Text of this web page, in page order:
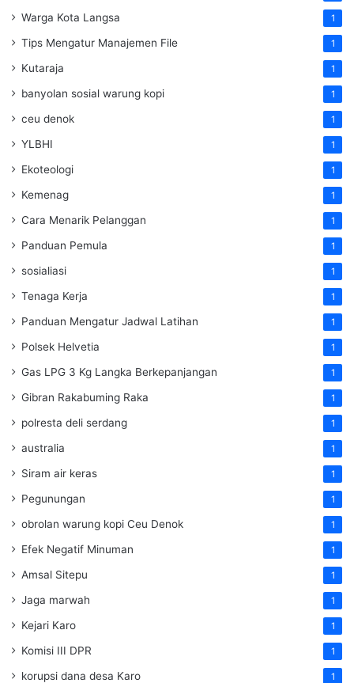
Warga Kota Langsa 1
Tips Mengatur Manajemen File 1
Kutaraja 1
banyolan sosial warung kopi 1
ceu denok 1
YLBHI 1
Ekoteologi 1
Kemenag 1
Cara Menarik Pelanggan 1
Panduan Pemula 1
sosialiasi 1
Tenaga Kerja 1
Panduan Mengatur Jadwal Latihan 1
Polsek Helvetia 1
Gas LPG 3 Kg Langka Berkepanjangan 1
Gibran Rakabuming Raka 1
polresta deli serdang 1
australia 1
Siram air keras 1
Pegunungan 1
obrolan warung kopi Ceu Denok 1
Efek Negatif Minuman 1
Amsal Sitepu 1
Jaga marwah 1
Kejari Karo 1
Komisi III DPR 1
korupsi dana desa Karo 1